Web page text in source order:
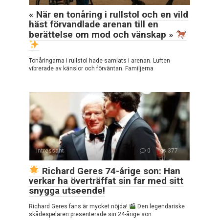
« När en tonåring i rullstol och en vild
häst förvandlade arenan till en
berättelse om mod och vänskap »
Tonåringarna i rullstol hade samlats i arenan. Luften
vibrerade av känslor och förväntan. Familjerna
Intressant 0 377
Richard Geres 74-årige son: Han
verkar ha överträffat sin far med sitt
snygga utseende!
Richard Geres fans är mycket nöjda!
Den legendariske
skådespelaren presenterade sin 24-årige son